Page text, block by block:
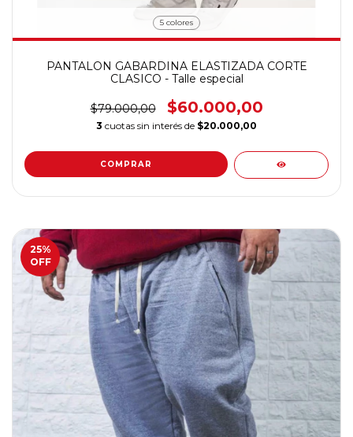
5 colores
PANTALON GABARDINA ELASTIZADA CORTE
CLASICO - Talle especial
$79.000,00 $60.000,00
3 cuotas sin interés de $20.000,00
COMPRAR
25%
OFF